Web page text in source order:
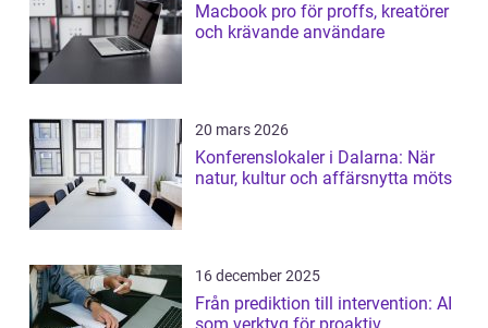
Macbook pro för proffs, kreatörer
och krävande användare
20 mars 2026
Konferenslokaler i Dalarna: När
natur, kultur och affärsnytta möts
16 december 2025
Från prediktion till intervention: AI